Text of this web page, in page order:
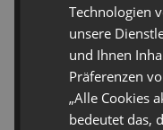
Technologien
unsere
und Ihnen
Präferenzen
„Alle Cookies
bedeutet das,